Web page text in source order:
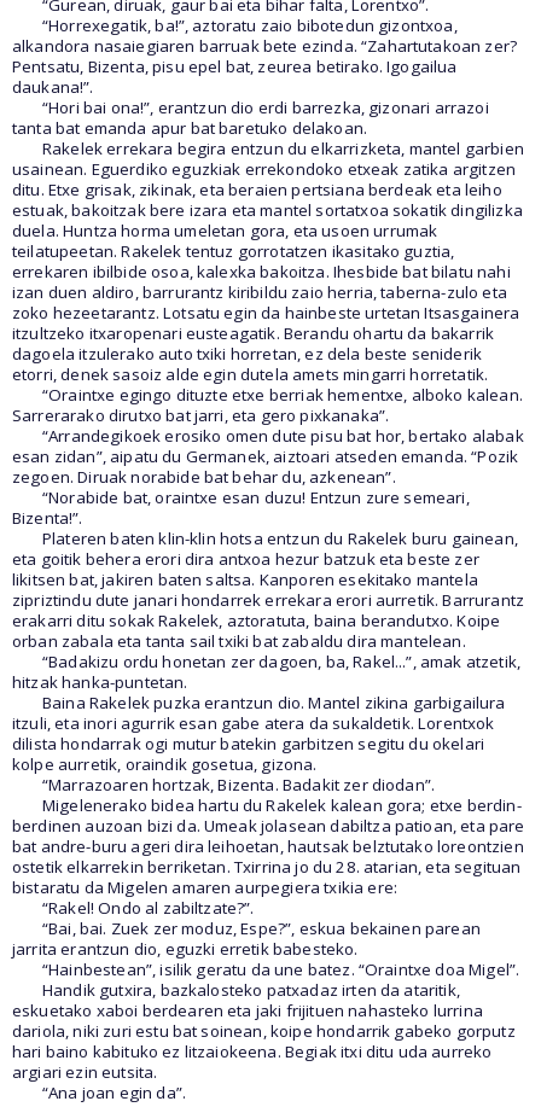
“Gurean, diruak, gaur bai eta bihar falta, Lorentxo”.
“Horrexegatik, ba!”, aztoratu zaio bibotedun gizontxoa,
alkandora nasaiegiaren barruak bete ezinda. “Zahartutakoan zer?
Pentsatu, Bizenta, pisu epel bat, zeurea betirako. Igogailua
daukana!”.
“Hori bai ona!”, erantzun dio erdi barrezka, gizonari arrazoi
tanta bat emanda apur bat baretuko delakoan.
Rakelek errekara begira entzun du elkarrizketa, mantel garbien
usainean. Eguerdiko eguzkiak errekondoko etxeak zatika argitzen
ditu. Etxe grisak, zikinak, eta beraien pertsiana berdeak eta leiho
estuak, bakoitzak bere izara eta mantel sortatxoa sokatik dingilizka
duela. Huntza horma umeletan gora, eta usoen urrumak
teilatupeetan. Rakelek tentuz gorrotatzen ikasitako guztia,
errekaren ibilbide osoa, kalexka bakoitza. Ihesbide bat bilatu nahi
izan duen aldiro, barrurantz kiribildu zaio herria, taberna-zulo eta
zoko hezeetarantz. Lotsatu egin da hainbeste urtetan Itsasgainera
itzultzeko itxaropenari eusteagatik. Berandu ohartu da bakarrik
dagoela itzulerako auto txiki horretan, ez dela beste seniderik
etorri, denek sasoiz alde egin dutela amets mingarri horretatik.
“Oraintxe egingo dituzte etxe berriak hementxe, alboko kalean.
Sarrerarako dirutxo bat jarri, eta gero pixkanaka”.
“Arrandegikoek erosiko omen dute pisu bat hor, bertako alabak
esan zidan”, aipatu du Germanek, aiztoari atseden emanda. “Pozik
zegoen. Diruak norabide bat behar du, azkenean”.
“Norabide bat, oraintxe esan duzu! Entzun zure semeari,
Bizenta!”.
Plateren baten klin-klin hotsa entzun du Rakelek buru gainean,
eta goitik behera erori dira antxoa hezur batzuk eta beste zer
likitsen bat, jakiren baten saltsa. Kanporen esekitako mantela
zipriztindu dute janari hondarrek errekara erori aurretik. Barrurantz
erakarri ditu sokak Rakelek, aztoratuta, baina berandutxo. Koipe
orban zabala eta tanta sail txiki bat zabaldu dira mantelean.
“Badakizu ordu honetan zer dagoen, ba, Rakel...”, amak atzetik,
hitzak hanka-puntetan.
Baina Rakelek puzka erantzun dio. Mantel zikina garbigailura
itzuli, eta inori agurrik esan gabe atera da sukaldetik. Lorentxok
dilista hondarrak ogi mutur batekin garbitzen segitu du okelari
kolpe aurretik, oraindik gosetua, gizona.
“Marrazoaren hortzak, Bizenta. Badakit zer diodan”.
Migelenerako bidea hartu du Rakelek kalean gora; etxe berdin-
berdinen auzoan bizi da. Umeak jolasean dabiltza patioan, eta pare
bat andre-buru ageri dira leihoetan, hautsak belztutako loreontzien
ostetik elkarrekin berriketan. Txirrina jo du 28. atarian, eta segituan
bistaratu da Migelen amaren aurpegiera txikia ere:
“Rakel! Ondo al zabiltzate?”.
“Bai, bai. Zuek zer moduz, Espe?”, eskua bekainen parean
jarrita erantzun dio, eguzki erretik babesteko.
“Hainbestean”, isilik geratu da une batez. “Oraintxe doa Migel”.
Handik gutxira, bazkalosteko patxadaz irten da ataritik,
eskuetako xaboi berdearen eta jaki frijituen nahasteko lurrina
dariola, niki zuri estu bat soinean, koipe hondarrik gabeko gorputz
hari baino kabituko ez litzaiokeena. Begiak itxi ditu uda aurreko
argiari ezin eutsita.
“Ana joan egin da”.